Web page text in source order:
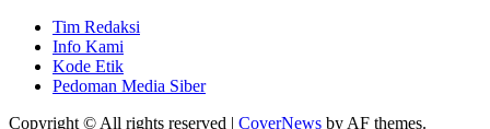
Tim Redaksi
Info Kami
Kode Etik
Pedoman Media Siber
Copyright © All rights reserved | CoverNews by AF themes.